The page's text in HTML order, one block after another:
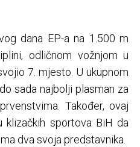
dana EP-a na 1.500 m
odličnom vožnjom u
7. mjesto. U ukupnom
sada najbolji plasman za
Također, ovaj
klizačkih sportova BiH da
dva svoja predstavnika.